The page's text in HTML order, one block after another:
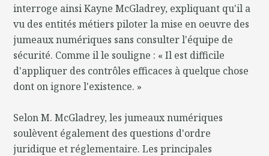
interroge ainsi Kayne McGladrey, expliquant qu'il a
vu des entités métiers piloter la mise en oeuvre des
jumeaux numériques sans consulter l'équipe de
sécurité. Comme il le souligne : « Il est difficile
d'appliquer des contrôles efficaces à quelque chose
dont on ignore l'existence. »
Selon M. McGladrey, les jumeaux numériques
soulèvent également des questions d'ordre
juridique et réglementaire. Les principales